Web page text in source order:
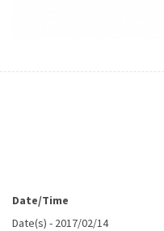
Date/Time
Date(s) - 2017/02/14